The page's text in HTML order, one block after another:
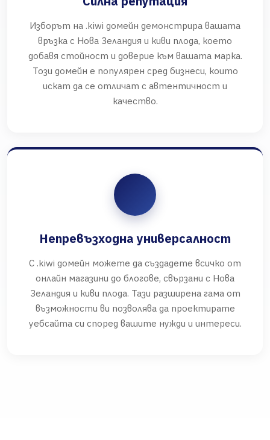
Изборът на .kiwi домейн демонстрира вашата
връзка с Нова Зеландия и киви плода, което
добавя стойност и доверие към вашата марка.
Този домейн е популярен сред бизнеси, които
искат да се отличат с автентичност и
качество.
Непревъзходна универсалност
С .kiwi домейн можете да създадете всичко от
онлайн магазини до блогове, свързани с Нова
Зеландия и киви плода. Тази разширена гама от
възможности ви позволява да проектирате
уебсайта си според вашите нужди и интереси.